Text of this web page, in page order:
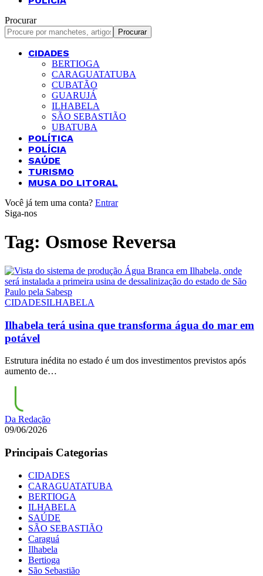
Procurar
CIDADES
BERTIOGA
CARAGUATATUBA
CUBATÃO
GUARUJÁ
ILHABELA
SÃO SEBASTIÃO
UBATUBA
POLÍTICA
POLÍCIA
SAÚDE
TURISMO
MUSA DO LITORAL
Você já tem uma conta? Entrar
Siga-nos
Tag: Osmose Reversa
CIDADESILHABELA
Ilhabela terá usina que transforma água do mar em
potável
Estrutura inédita no estado é um dos investimentos previstos após
aumento de…
Da Redação
09/06/2026
Principais Categorias
CIDADES
CARAGUATATUBA
BERTIOGA
ILHABELA
SAÚDE
SÃO SEBASTIÃO
Caraguá
Ilhabela
Bertioga
São Sebastião